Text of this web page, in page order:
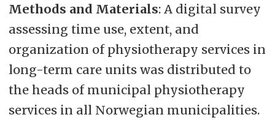
Methods and Materials: A digital survey
assessing time use, extent, and
organization of physiotherapy services in
long-term care units was distributed to
the heads of municipal physiotherapy
services in all Norwegian municipalities.